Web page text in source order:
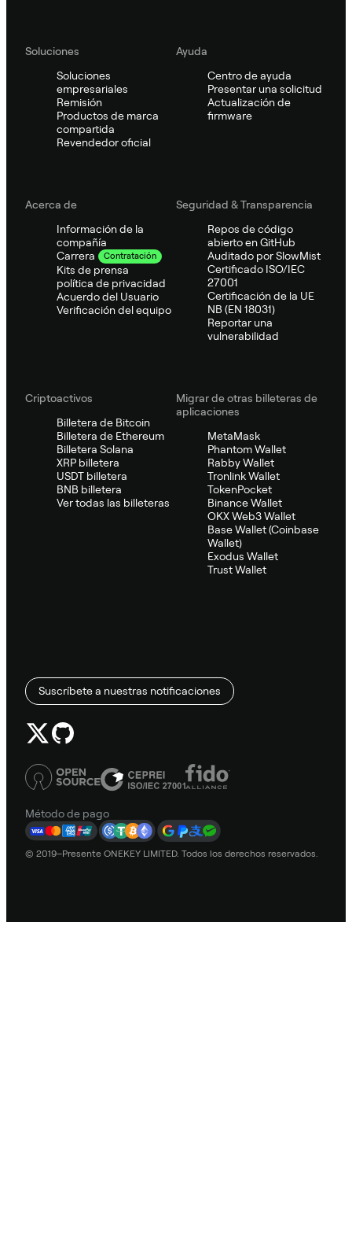
Soluciones
Soluciones
empresariales
Remisión
Productos de marca
compartida
Revendedor oficial
Ayuda
Centro de ayuda
Presentar una solicitud
Actualización de
firmware
Acerca de
Información de la
compañía
Carrera
Contratación
Kits de prensa
política de privacidad
Acuerdo del Usuario
Verificación del equipo
Seguridad & Transparencia
Repos de código
abierto en GitHub
Auditado por SlowMist
Certificado ISO/IEC
27001
Certificación de la UE
NB (EN 18031)
Reportar una
vulnerabilidad
Criptoactivos
Billetera de Bitcoin
Billetera de Ethereum
Billetera Solana
XRP billetera
USDT billetera
BNB billetera
Ver todas las billeteras
Migrar de otras billeteras de
aplicaciones
MetaMask
Phantom Wallet
Rabby Wallet
Tronlink Wallet
TokenPocket
Binance Wallet
OKX Web3 Wallet
Base Wallet (Coinbase
Wallet)
Exodus Wallet
Trust Wallet
Suscríbete a nuestras notificaciones
Método de pago
© 2019–Presente ONEKEY LIMITED. Todos los derechos reservados.